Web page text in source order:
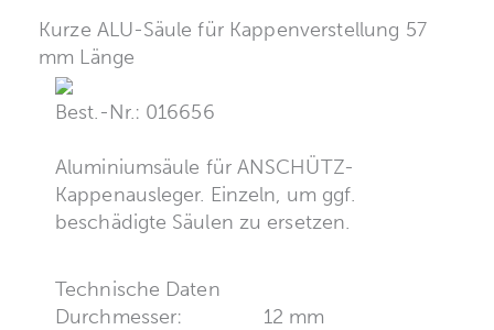
Kurze ALU-Säule für Kappenverstellung 57
mm Länge
Best.-Nr.: 016656
Aluminiumsäule für ANSCHÜTZ-
Kappenausleger. Einzeln, um ggf.
beschädigte Säulen zu ersetzen.
Technische Daten
Durchmesser:
12 mm